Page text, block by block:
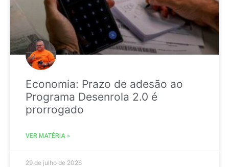
Economia: Prazo de adesão ao
Programa Desenrola 2.0 é
prorrogado
VER MATÉRIA »
29 de julho de 2026